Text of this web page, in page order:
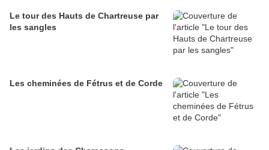
Le tour des Hauts de Chartreuse par
les sangles
Les cheminées de Fétrus et de Corde